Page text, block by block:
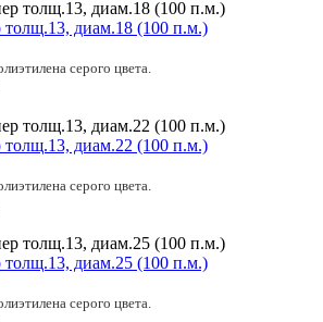
диам.18 (100 п.м.)
серого цвета.
диам.22 (100 п.м.)
серого цвета.
диам.25 (100 п.м.)
серого цвета.